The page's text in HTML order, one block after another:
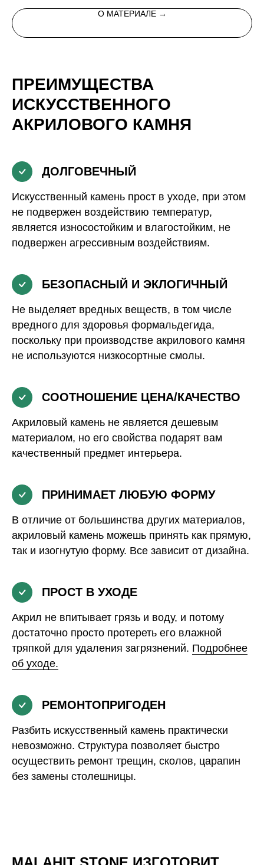
О МАТЕРИАЛЕ →
ПРЕИМУЩЕСТВА
ИСКУССТВЕННОГО
АКРИЛОВОГО КАМНЯ
ДОЛГОВЕЧНЫЙ
Искусственный камень прост в уходе, при этом
не подвержен воздействию температур,
является износостойким и влагостойким, не
подвержен агрессивным воздействиям.
БЕЗОПАСНЫЙ И ЭКЛОГИЧНЫЙ
Не выделяет вредных веществ, в том числе
вредного для здоровья формальдегида,
поскольку при производстве акрилового камня
не используются низкосортные смолы.
СООТНОШЕНИЕ ЦЕНА/КАЧЕСТВО
Акриловый камень не является дешевым
материалом, но его свойства подарят вам
качественный предмет интерьера.
ПРИНИМАЕТ ЛЮБУЮ ФОРМУ
В отличие от большинства других материалов,
акриловый камень можешь принять как прямую,
так и изогнутую форму. Все зависит от дизайна.
ПРОСТ В УХОДЕ
Акрил не впитывает грязь и воду, и потому
достаточно просто протереть его влажной
тряпкой для удаления загрязнений. Подробнее
об уходе.
РЕМОНТОПРИГОДЕН
Разбить искусственный камень практически
невозможно. Структура позволяет быстро
осуществить ремонт трещин, сколов, царапин
без замены столешницы.